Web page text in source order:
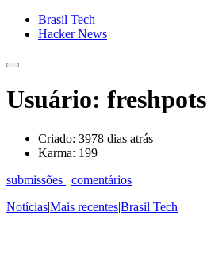
Brasil Tech
Hacker News
Usuário: freshpots
Criado: 3978 dias atrás
Karma: 199
submissões | comentários
Notícias|Mais recentes|Brasil Tech